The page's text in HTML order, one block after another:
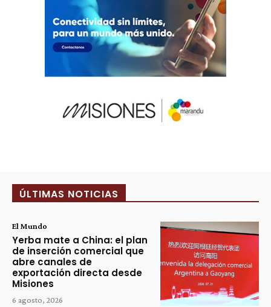
ÚLTIMAS NOTICIAS
El Mundo
Yerba mate a China: el plan
de inserción comercial que
abre canales de
exportación directa desde
Misiones
6 agosto, 2026